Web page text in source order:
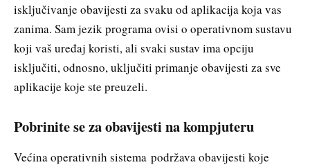
isključivanje obavijesti za svaku od aplikacija koja vas
zanima. Sam jezik programa ovisi o operativnom sustavu
koji vaš uređaj koristi, ali svaki sustav ima opciju
isključiti, odnosno, uključiti primanje obavijesti za sve
aplikacije koje ste preuzeli.
Pobrinite se za obavijesti na kompjuteru
Većina operativnih sistema podržava obavijesti koje